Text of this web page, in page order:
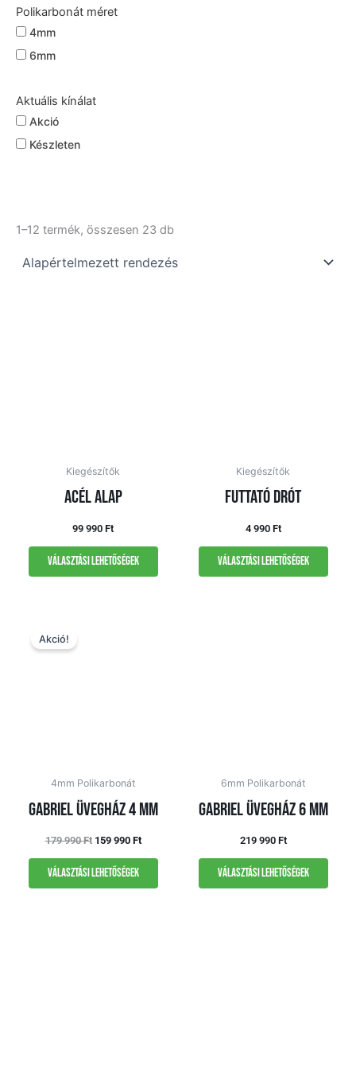
Polikarbonát méret
4mm
6mm
Aktuális kínálat
Akció
Készleten
1–12 termék, összesen 23 db
Kiegészítők
Acél alap
99 990 Ft
Választási lehetőségek
Kiegészítők
Futtató drót
4 990 Ft
Választási lehetőségek
Akció!
4mm Polikarbonát
Gabriel üvegház 4 mm
179 990Ft 159 990 Ft
Választási lehetőségek
6mm Polikarbonát
Gabriel üvegház 6 mm
219 990 Ft
Választási lehetőségek